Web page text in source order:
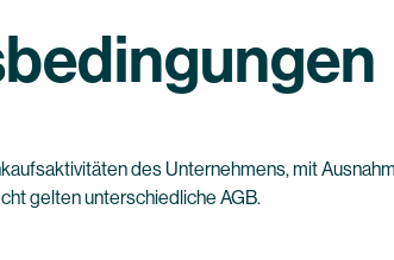
des Unternehmens, mit
gelten unterschiedliche AGB.